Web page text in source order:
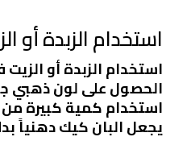
استخدام الزبدة أو
استخدام الزبدة أو
الحصول على لون ذهبي
استخدام كمية كبيرة
يجعل البان كيك دهنياً